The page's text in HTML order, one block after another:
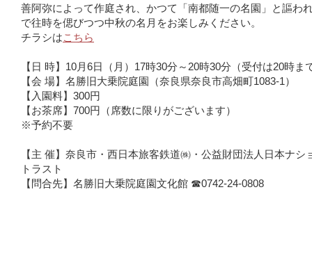
善阿弥によって作庭され、かつて「南都随一の名園」と謳わ
で往時を偲びつつ中秋の名月をお楽しみください。
チラシはこちら
【日 時】10月6日（月）17時30分～20時30分（受付は20時ま
【会 場】名勝旧大乗院庭園（奈良県奈良市高畑町1083-1）
【入園料】300円
【お茶席】700円（席数に限りがございます）
※予約不要
【主 催】奈良市・西日本旅客鉄道㈱・公益財団法人日本ナシ
トラスト
【問合先】名勝旧大乗院庭園文化館 ☎0742-24-0808